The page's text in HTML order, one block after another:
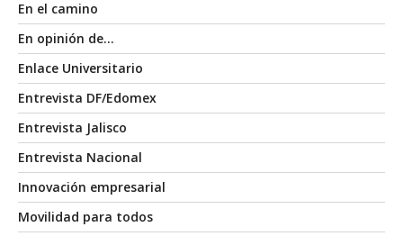
En el camino
En opinión de…
Enlace Universitario
Entrevista DF/Edomex
Entrevista Jalisco
Entrevista Nacional
Innovación empresarial
Movilidad para todos